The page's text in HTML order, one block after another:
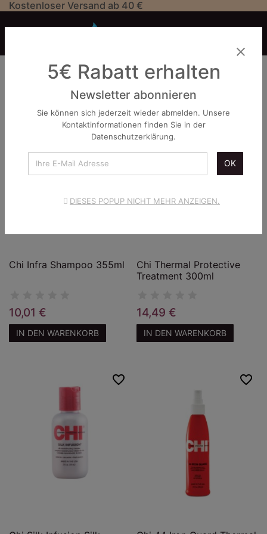
Kostenloser Versand ab 40 €
CHI FAROUK 
favorite_border
Chi Infra Shampoo 355ml
10,01 €
IN DEN WARENKORB
Chi Thermal Protective
Treatment 300ml
14,49 €
IN DEN WARENKORB
favorite_border favorite_border
close
5€ Rabatt erhalten
Newsletter abonnieren
Sie können sich jederzeit wieder abmelden. Unsere
Kontaktinformationen finden Sie in der
Datenschutzerklärung.
OK
DIESES POPUP NICHT MEHR ANZEIGEN.